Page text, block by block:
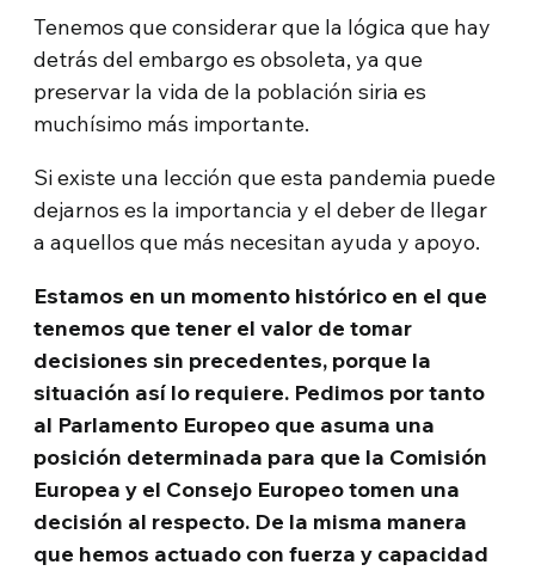
Tenemos que considerar que la lógica que hay
detrás del embargo es obsoleta, ya que
preservar la vida de la población siria es
muchísimo más importante.
Si existe una lección que esta pandemia puede
dejarnos es la importancia y el deber de llegar
a aquellos que más necesitan ayuda y apoyo.
Estamos en un momento histórico en el que
tenemos que tener el valor de tomar
decisiones sin precedentes, porque la
situación así lo requiere. Pedimos por tanto
al Parlamento Europeo que asuma una
posición determinada para que la Comisión
Europea y el Consejo Europeo tomen una
decisión al respecto. De la misma manera
que hemos actuado con fuerza y capacidad